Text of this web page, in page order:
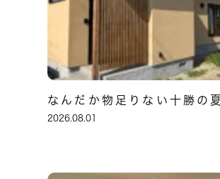
なんだか物足りない十勝の夏
2026.08.01